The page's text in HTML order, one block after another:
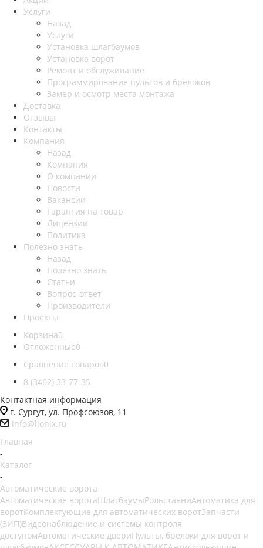
Услуги
Назад
Услуги
Установка шлагбаумов
Установка ворот
Ремонт и обслуживание
Программирование пультов и брелоков
Замер и осмотр места монтажа
Доставка
Отзывы
Контакты
Компания
Назад
Компания
О компании
Новости
Вакансии
Гарантия на товар
Лицензии
Политика
Полезно знать
Назад
Полезно знать
Статьи
Вопрос-ответ
Производители
Проекты
Корзина0
Отложенные0
Сравнение товаров0
8 (3462) 33-77-35
Контактная информация
г. Сургут, ул. Профсоюзов, 11
info@lionix.ru
Главная
-
Каталог
-
Автоматические ворота
Автоматические воротаШлагбаумыРольставниАвтоматика для
воротКомплектующие для автоматических воротЗапчасти
(ЗИП)Видеонаблюдение и системы контроля
доступомАвтоматические двериПульты, брелоки для ворот и